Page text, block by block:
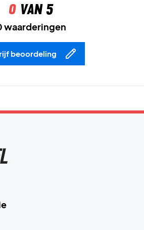
0van 5
waarderingen
beoordeling